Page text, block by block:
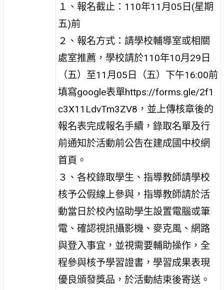
１、報名截止：110年11月05日(星期
五)前
２、報名方式：請學校輔導室或相關
處室推薦，學校請於110年10月29日
（五）至11月05日（五）下午16:00前
填寫google表單https://forms.gle/2f1
c3X11LdvTm3ZV8，並上傳核章後的
報名表完成報名手續，錄取名單及行
前通知於活動前公告在建成國中校網
首頁。
３、各校錄取學生、指導教師請學校
核予公假線上參與，指導教師請於活
動當日於校內協助學生設置電腦或筆
電、確認視訊攝影機、麥克風、網路
與登入事宜，並視需要輔助操作，全
程參與核予學習證書，學習成果表現
優良頒發獎品，於活動結束後寄送。